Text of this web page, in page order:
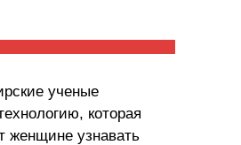
ученые
которая
женщине узнавать